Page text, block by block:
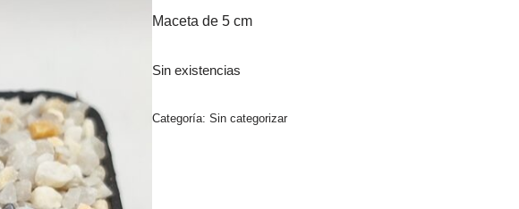
Maceta de 5 cm
Sin existencias
Categoría: Sin categorizar